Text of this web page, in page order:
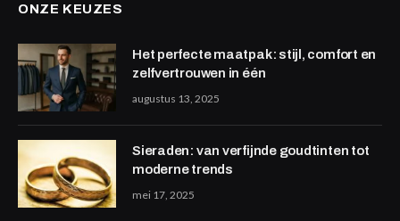
ONZE KEUZES
Het perfecte maatpak: stijl, comfort en
zelfvertrouwen in één
augustus 13, 2025
Sieraden: van verfijnde goudtinten tot
moderne trends
mei 17, 2025